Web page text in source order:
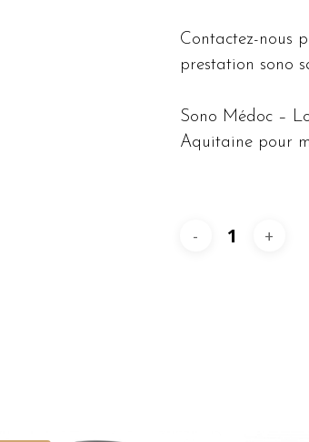
Contactez-nous
prestation sono
Sono Médoc –
Aquitaine pour